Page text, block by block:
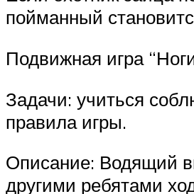
пойманный
Подвижная игра
Задачи: учиться
правила игры.
Описание: Водящий
другими ребятами